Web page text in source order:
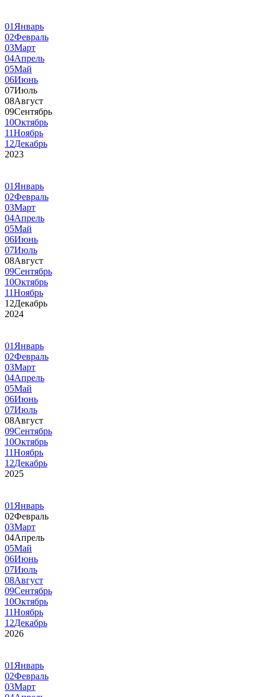
01 Январь
02Февраль
03Март
04Апрель
05Май
06Июнь
07Июль
08Август
09Сентябрь
10Октябрь
11Ноябрь
12Декабрь
2023
01 Январь
02Февраль
03Март
04Апрель
05Май
06Июнь
07Июль
08Август
09Сентябрь
10Октябрь
11Ноябрь
12Декабрь
2024
01 Январь
02Февраль
03Март
04Апрель
05Май
06Июнь
07Июль
08Август
09Сентябрь
10Октябрь
11Ноябрь
12Декабрь
2025
01 Январь
02Февраль
03Март
04Апрель
05Май
06Июнь
07Июль
08Август
09Сентябрь
10Октябрь
11Ноябрь
12Декабрь
2026
01 Январь
02Февраль
03Март